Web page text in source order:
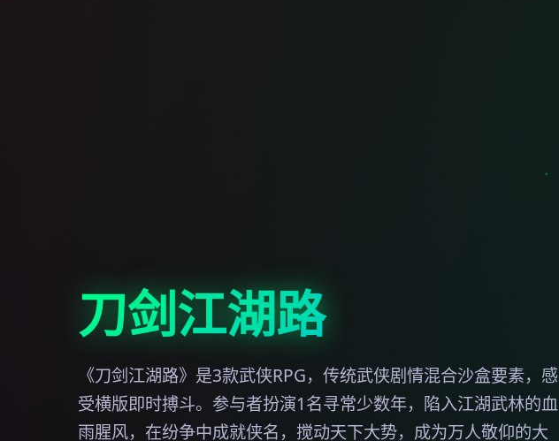
刀剑江湖路
《刀剑江湖路》是3款武侠RPG，传统武侠剧情混合沙盒要素，感
受横版即时搏斗。参与者扮演1名寻常少数年，陷入江湖武林的血
雨腥风，在纷争中成就侠名，搅动天下大势，成为万人敬仰的大